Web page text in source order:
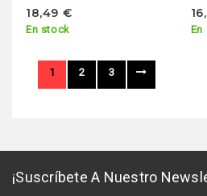
18,49 €
En stock
1 2 3
¡Suscríbete A Nuestro